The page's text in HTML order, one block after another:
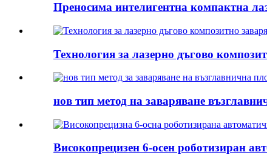
Преносима интелигентна компактна
Технология за лазерно дъгово
нов тип метод на заваряване
Високопрецизен 6-осен роботизиран